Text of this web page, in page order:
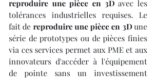
reproduire une pièce en 3D avec les
tolérances industrielles requises. Le
fait de reproduire une pièce en 3D une
série de prototypes ou de pièces finies
via ces services permet aux PME et aux
innovateurs d'accéder à l'équipement
de pointe sans un investissement